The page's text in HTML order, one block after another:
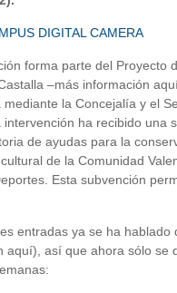
forma parte del Proyecto
–más información
mediante la Concejalía y el
intervención ha recibido una
de ayudas para la
de la Comunidad
Esta subvención
entradas ya se ha
aquí), así que ahora sólo se